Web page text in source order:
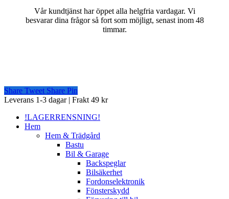
Vår kundtjänst har öppet alla helgfria vardagar. Vi
besvarar dina frågor så fort som möjligt, senast inom 48
timmar.
Share Tweet Share Pin
Close
Leverans 1-3 dagar | Frakt 49 kr
!LAGERRENSNING!
Hem
Hem & Trädgård
Bastu
Bil & Garage
Backspeglar
Bilsäkerhet
Fordonselektronik
Fönsterskydd